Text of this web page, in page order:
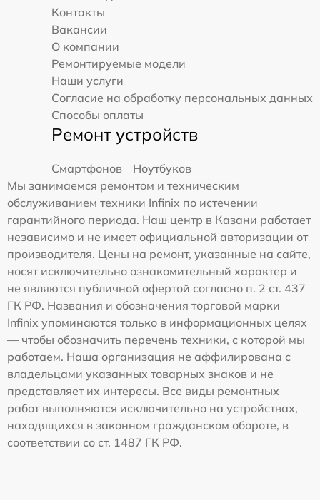
Контакты
Вакансии
О компании
Ремонтируемые модели
Наши услуги
Согласие на обработку персональных данных
Способы оплаты
Ремонт устройств
Смартфонов
Ноутбуков
Мы занимаемся ремонтом и техническим
обслуживанием техники Infinix по истечении
гарантийного периода. Наш центр в Казани работает
независимо и не имеет официальной авторизации от
производителя. Цены на ремонт, указанные на сайте,
носят исключительно ознакомительный характер и
не являются публичной офертой согласно п. 2 ст. 437
ГК РФ. Названия и обозначения торговой марки
Infinix упоминаются только в информационных целях
— чтобы обозначить перечень техники, с которой мы
работаем. Наша организация не аффилирована с
владельцами указанных товарных знаков и не
представляет их интересы. Все виды ремонтных
работ выполняются исключительно на устройствах,
находящихся в законном гражданском обороте, в
соответствии со ст. 1487 ГК РФ.